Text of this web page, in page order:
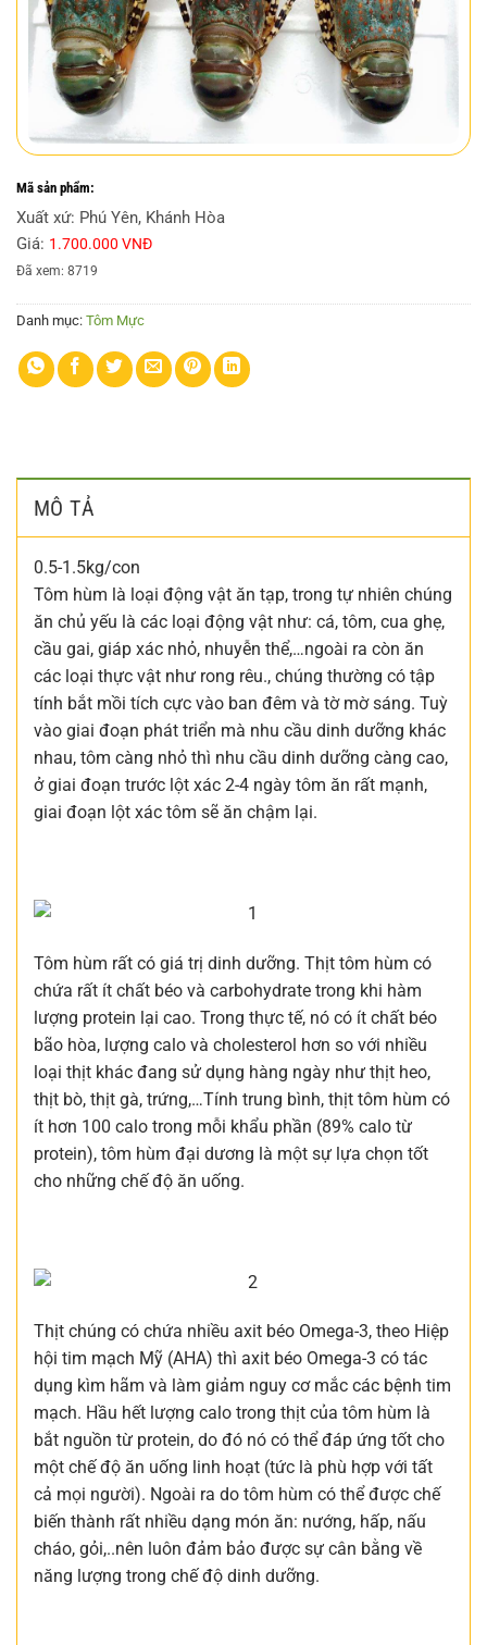
Mã sản phẩm:
Xuất xứ: Phú Yên, Khánh Hòa
Giá: 1.700.000 VNĐ
Đã xem: 8719
Danh mục: Tôm Mực
MÔ TẢ
0.5-1.5kg/con
Tôm hùm là loại động vật ăn tạp, trong tự nhiên chúng
ăn chủ yếu là các loại động vật như: cá, tôm, cua ghẹ,
cầu gai, giáp xác nhỏ, nhuyễn thể,…ngoài ra còn ăn
các loại thực vật như rong rêu., chúng thường có tập
tính bắt mồi tích cực vào ban đêm và tờ mờ sáng. Tuỳ
vào giai đoạn phát triển mà nhu cầu dinh dưỡng khác
nhau, tôm càng nhỏ thì nhu cầu dinh dưỡng càng cao,
ở giai đoạn trước lột xác 2-4 ngày tôm ăn rất mạnh,
giai đoạn lột xác tôm sẽ ăn chậm lại.
Tôm hùm rất có giá trị dinh dưỡng. Thịt tôm hùm có
chứa rất ít chất béo và carbohydrate trong khi hàm
lượng protein lại cao. Trong thực tế, nó có ít chất béo
bão hòa, lượng calo và cholesterol hơn so với nhiều
loại thịt khác đang sử dụng hàng ngày như thịt heo,
thịt bò, thịt gà, trứng,…Tính trung bình, thịt tôm hùm có
ít hơn 100 calo trong mỗi khẩu phần (89% calo từ
protein), tôm hùm đại dương là một sự lựa chọn tốt
cho những chế độ ăn uống.
Thịt chúng có chứa nhiều axit béo Omega-3, theo Hiệp
hội tim mạch Mỹ (AHA) thì axit béo Omega-3 có tác
dụng kìm hãm và làm giảm nguy cơ mắc các bệnh tim
mạch. Hầu hết lượng calo trong thịt của tôm hùm là
bắt nguồn từ protein, do đó nó có thể đáp ứng tốt cho
một chế độ ăn uống linh hoạt (tức là phù hợp với tất
cả mọi người). Ngoài ra do tôm hùm có thể được chế
biến thành rất nhiều dạng món ăn: nướng, hấp, nấu
cháo, gỏi,..nên luôn đảm bảo được sự cân bằng về
năng lượng trong chế độ dinh dưỡng.